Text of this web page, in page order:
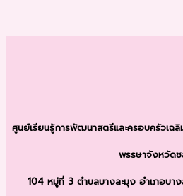
ศูนย์เรียนรู้การพัฒนาสตรีและครอบครัวเฉ
พรรษาจังหวัด
104 หมู่ที่ 3 ตำบลบางละมุง อำเภอบา